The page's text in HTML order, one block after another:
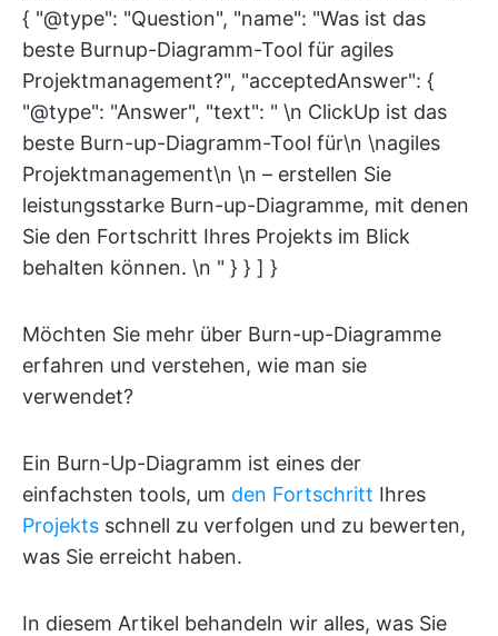
{ "@type": "Question", "name": "Was ist das
beste Burnup-Diagramm-Tool für agiles
Projektmanagement?", "acceptedAnswer": {
"@type": "Answer", "text": " \n ClickUp ist das
beste Burn-up-Diagramm-Tool für\n \nagiles
Projektmanagement\n \n – erstellen Sie
leistungsstarke Burn-up-Diagramme, mit denen
Sie den Fortschritt Ihres Projekts im Blick
behalten können. \n " } } ] }
Möchten Sie mehr über Burn-up-Diagramme
erfahren und verstehen, wie man sie
verwendet?
Ein Burn-Up-Diagramm ist eines der
einfachsten tools, um den Fortschritt Ihres
Projekts schnell zu verfolgen und zu bewerten,
was Sie erreicht haben.
In diesem Artikel behandeln wir alles, was Sie